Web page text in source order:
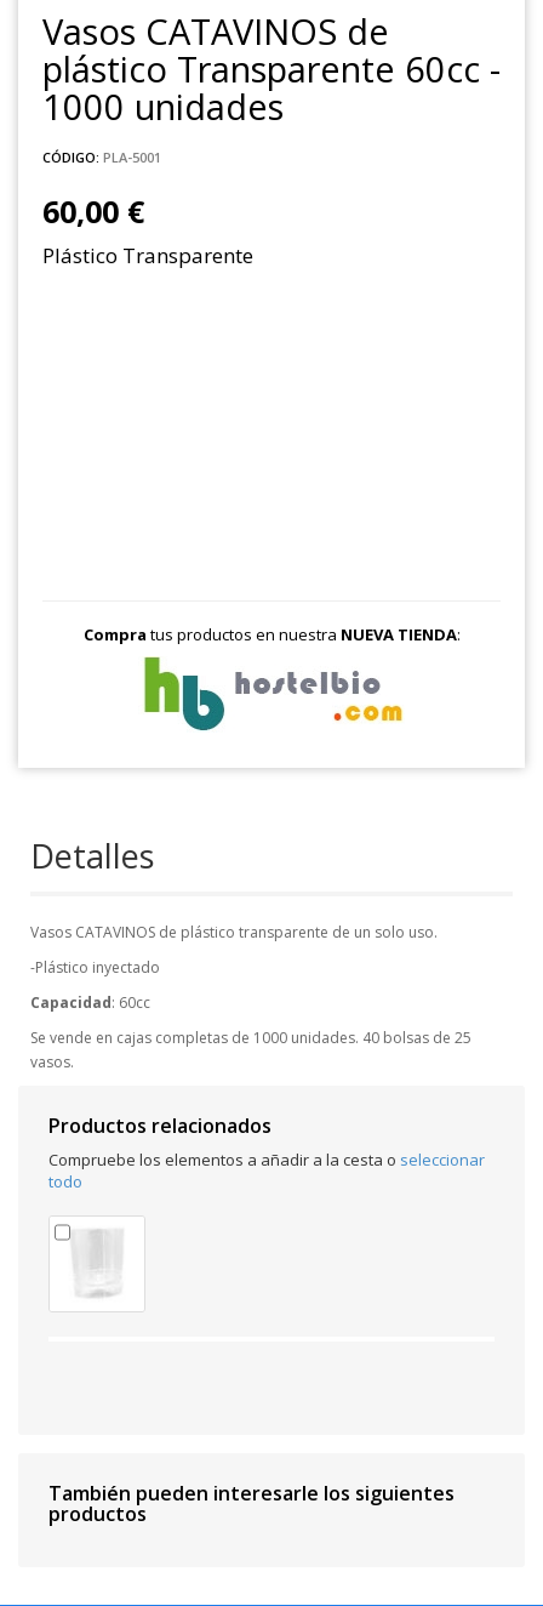
Vasos CATAVINOS de
plástico Transparente 60cc -
1000 unidades
CÓDIGO: PLA-5001
60,00 €
Plástico Transparente
Compra tus productos en nuestra NUEVA TIENDA:
Detalles
Vasos CATAVINOS de plástico transparente de un solo uso.
-Plástico inyectado
Capacidad: 60cc
Se vende en cajas completas de 1000 unidades. 40 bolsas de 25
vasos.
Productos relacionados
Compruebe los elementos a añadir a la cesta o seleccionar
todo
También pueden interesarle los siguientes
productos